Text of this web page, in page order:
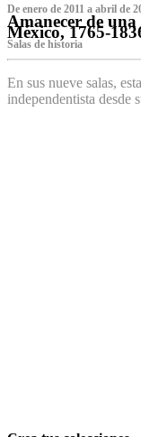
De enero de 2011 a abril de
Amanecer de
México, 1765-
Salas de historia
En sus nueve salas,
independentista desde